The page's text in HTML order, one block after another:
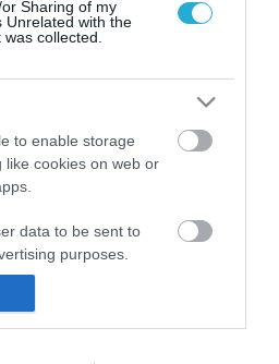
Sharing of my
Unrelated with the
collected.
to enable storage
like cookies on web or
data to be sent to
purposes.
to send me
πρόβλήματα σε
κατά την παιδική και εφηβική
ό,τι πιστεύαμε μέχρι σήμερα,
ρύσης να αποτελούν την πιο
στο γιατρό (40%).
που προσέρχονται στο
εμφανίζουν αιδοιοκολπίτιδα, με
ή […]